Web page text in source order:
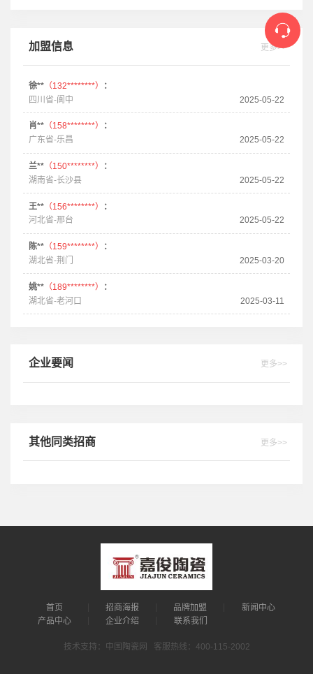
加盟信息 更多>>
徐**（132********）
：
四川省-阆中
2025-05-22
肖**（158********）
：
广东省-乐昌
2025-05-22
兰**（150********）
：
湖南省-长沙县
2025-05-22
王**（156********）
：
河北省-邢台
2025-05-22
陈**（159********）
：
湖北省-荆门
2025-03-20
姚**（189********）
：
湖北省-老河口
2025-03-11
企业要闻 更多>>
其他同类招商 更多>>
首页 招商海报 品牌加盟
新闻中心
产品中心
企业介绍 联系我们
技术支持：中国陶瓷网 客服热线：400-115-2002